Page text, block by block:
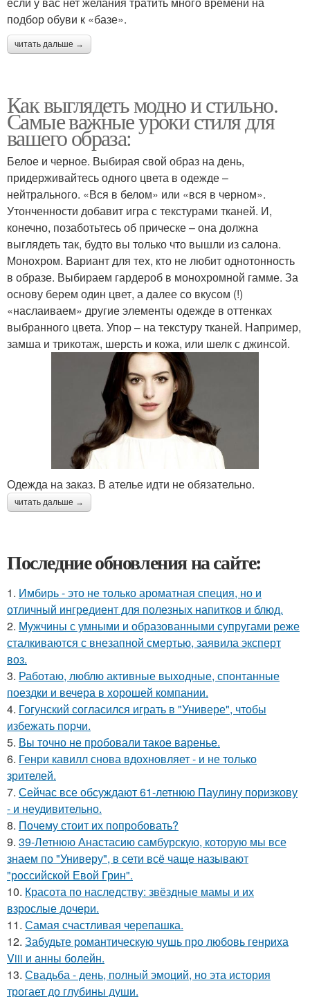
подбор обуви к «базе».
читать дальше →
Как выглядеть модно и стильно.
Самые важные уроки стиля для
вашего образа:
Белое и черное. Выбирая свой образ на день,
придерживайтесь одного цвета в одежде –
нейтрального. «Вся в белом» или «вся в черном».
Утонченности добавит игра с текстурами тканей. И,
конечно, позаботьтесь об прическе – она должна
выглядеть так, будто вы только что вышли из салона.
Монохром. Вариант для тех, кто не любит однотонность
в образе. Выбираем гардероб в монохромной гамме. За
основу берем один цвет, а далее со вкусом (!)
«наслаиваем» другие элементы одежде в оттенках
выбранного цвета. Упор – на текстуру тканей. Например,
замша и трикотаж, шерсть и кожа, или шелк с джинсой.
Одежда на заказ. В ателье идти не обязательно.
читать дальше →
Последние обновления на сайте:
1. Имбирь - это не только ароматная специя, но и
отличный ингредиент для полезных напитков и блюд.
2. Мужчины с умными и образованными супругами реже
сталкиваются с внезапной смертью, заявила эксперт
воз.
3. Работаю, люблю активные выходные, спонтанные
поездки и вечера в хорошей компании.
4. Гогунский согласился играть в "Универе", чтобы
избежать порчи.
5. Вы точно не пробовали такое варенье.
6. Генри кавилл снова вдохновляет - и не только
зрителей.
7. Сейчас все обсуждают 61-летнюю Паулину поризкову
- и неудивительно.
8. Почему стоит их попробовать?
9. 39-Летнюю Анастасию самбурскую, которую мы все
знаем по "Универу", в сети всё чаще называют
"российской Евой Грин".
10. Красота по наследству: звёздные мамы и их
взрослые дочери.
11. Самая счастливая черепашка.
12. Забудьте романтическую чушь про любовь генриха
Viii и анны болейн.
13. Свадьба - день, полный эмоций, но эта история
трогает до глубины души.